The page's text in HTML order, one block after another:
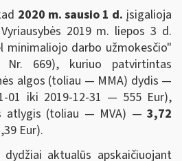
2020 m. sausio 1 d. įsigalioja
2019 m. liepos 3 d.
minimaliojo darbo užmokesčio"
669), kuriuo patvirtintas
algos (toliau — MMA) dydis —
01 iki 2019-12-31 — 555 Eur),
atlygis (toliau — MVA) — 3,72
Eur).
aktualūs apskaičiuojant